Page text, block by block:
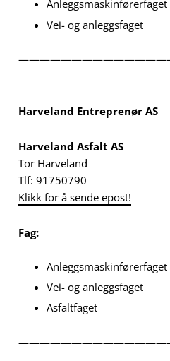
Anleggsmaskinførerfaget
Vei- og anleggsfaget
Harveland Entreprenør AS
Harveland Asfalt AS
Tor Harveland
Tlf: 91750790
Klikk for å sende epost!
Fag:
Anleggsmaskinførerfaget
Vei- og anleggsfaget
Asfaltfaget